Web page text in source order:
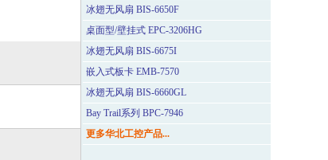
冰翅无风扇 BIS-6650F
桌面型/壁挂式 EPC-3206HG
冰翅无风扇 BIS-6675I
嵌入式板卡 EMB-7570
冰翅无风扇 BIS-6660GL
Bay Trail系列 BPC-7946
更多华北工控产品...